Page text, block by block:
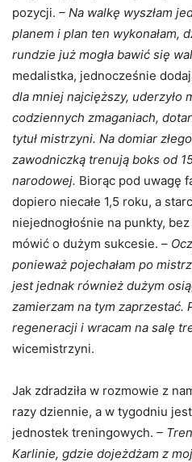
pozycji. – Na walkę wyszłam
planem i plan ten wykonałam,
rundzie już mogła bawić się
medalistka, jednocześnie
dla mniej najcięższy, uderzyło
codziennych zmaganiach,
tytuł mistrzyni. Na domiar
zawodniczką trenują boks od
narodowej. Biorąc pod uwagę
dopiero niecałe 1,5 roku, a
niejednogłośnie na punkty,
mówić o dużym sukcesie. –
ponieważ pojechałam po
jest jednak również dużym
zamierzam na tym zaprzestać.
regeneracji i wracam na salę
wicemistrzyni.
Jak zdradziła w rozmowie z
razy dziennie, a w tygodniu
jednostek treningowych. –
Karlinie, gdzie dojeżdżam z